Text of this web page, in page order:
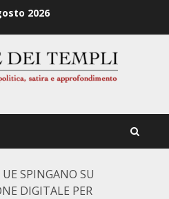
2026
SPINGANO SU
DIGITALE PER